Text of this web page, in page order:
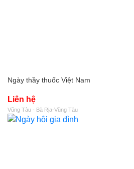
Ngày thầy thuốc Việt Nam
Liên hệ
Vũng Tàu - Bà Rịa-Vũng Tàu